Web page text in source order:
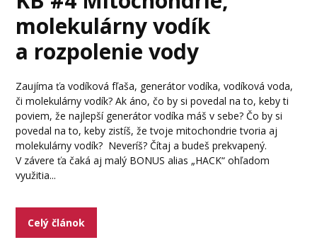
molekulárny vodík
a rozpolenie vody
Zaujíma ťa vodíková fľaša, generátor vodíka, vodíková voda,
či molekulárny vodík? Ak áno, čo by si povedal na to, keby ti
poviem, že najlepší generátor vodíka máš v sebe? Čo by si
povedal na to, keby zistíš, že tvoje mitochondrie tvoria aj
molekulárny vodík? Neveríš? Čítaj a budeš prekvapený.
V závere ťa čaká aj malý BONUS alias „HACK“ ohľadom
využitia...
Celý článok